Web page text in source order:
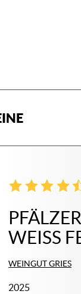
WEISS
WEINGUT GRIES
2025
4